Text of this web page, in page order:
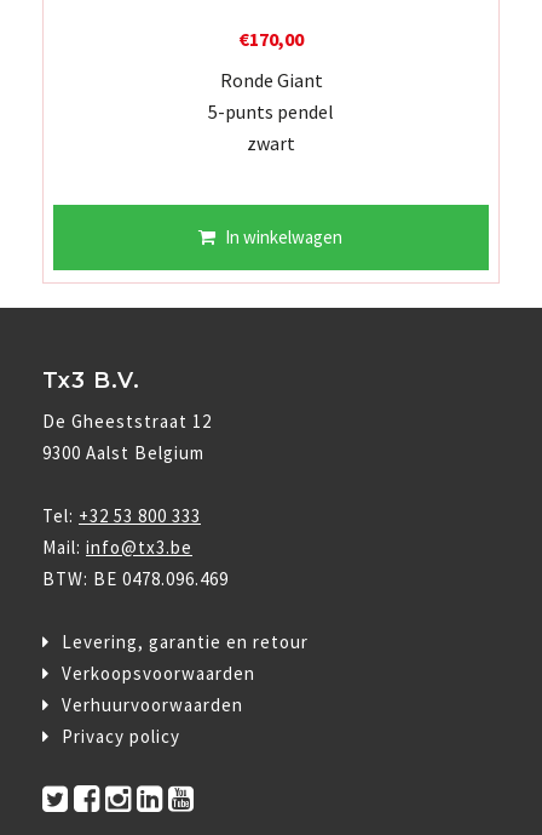
€170,00
Ronde Giant
5-punts pendel
zwart
In winkelwagen
Tx3 B.V.
De Gheeststraat 12
9300 Aalst Belgium
Tel: +32 53 800 333
Mail: info@tx3.be
BTW: BE 0478.096.469
Levering, garantie en retour
Verkoopsvoorwaarden
Verhuurvoorwaarden
Privacy policy